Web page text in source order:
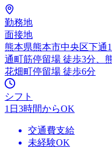
勤務地
面接地
熊本県熊本市中央区下通
通町筋停留場 徒歩3分、
花畑町停留場 徒歩6分
シフト
1日3時間からOK
交通費支給
未経験OK